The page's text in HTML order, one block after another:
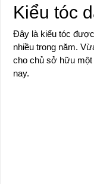
Kiểu tóc
Đây là kiểu tóc
nhiều trong năm.
cho chủ sở hữu
nay.